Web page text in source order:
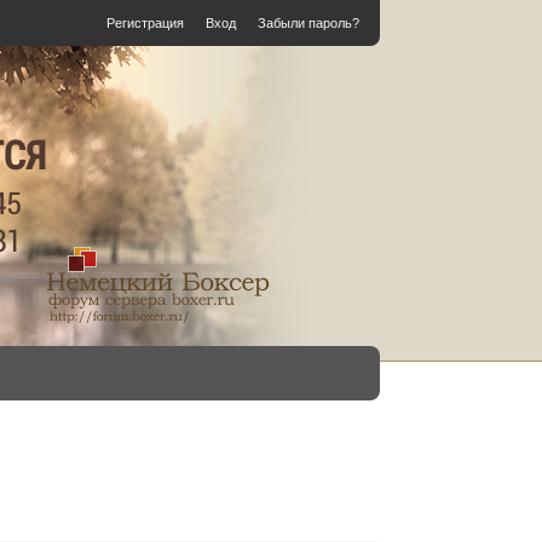
Регистрация Вход Забыли пароль?